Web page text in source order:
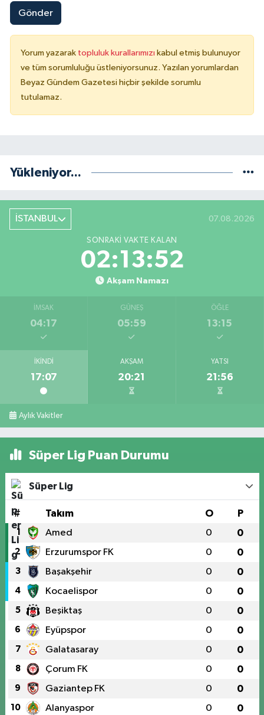
Gönder
Yorum yazarak topluluk kurallarımızı kabul etmiş bulunuyor
ve tüm sorumluluğu üstleniyorsunuz. Yazılan yorumlardan
Beyaz Gündem Gazetesi hiçbir şekilde sorumlu
tutulamaz.
Yükleniyor...
İSTANBUL 07.08.2026
SONRAKI VAKTE KALAN
02:13:51
Akşam Namazı
İMSAK
04:17
GÜNEŞ
05:59
ÖĞLE
13:15
İKINDI
17:07
AKŞAM
20:21
YATSI
21:56
Aylık Vakitler
Süper Lig Puan Durumu
Süper Lig
# Takım O P
1 Amed 0 0
2 Erzurumspor FK 0 0
3 Başakşehir 0 0
4 Kocaelispor 0 0
5 Beşiktaş 0 0
6 Eyüpspor 0 0
7 Galatasaray 0 0
8 Çorum FK 0 0
9 Gaziantep FK 0 0
10 Alanyaspor 0 0